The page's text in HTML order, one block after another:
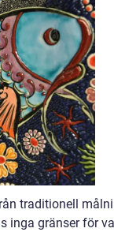
traditionell
inga gränser för